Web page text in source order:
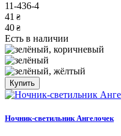
11-436-4
41 ₴
40 ₴
Есть в наличии
Купить
Ночник-светильник Ангелочек